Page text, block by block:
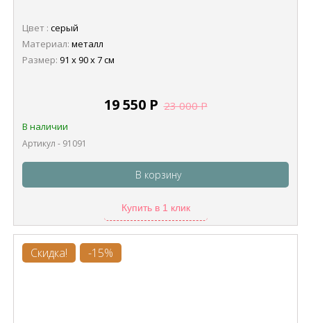
Цвет : серый
Материал: металл
Размер: 91 х 90 х 7 см
19 550 Р 23 000Р
В наличии
Артикул - 91091
В корзину
Купить в 1 клик
Скидка! -15%